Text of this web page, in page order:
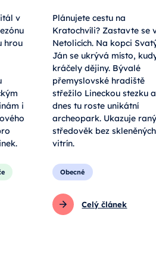
v
hrou
i
Plánujete cestu na
Kratochvíli? Zastavte se
Netolicích. Na kopci
Ján se ukrývá místo,
kráčely dějiny. Bývalé
přemyslovské hradiště
střežilo Lineckou stezku a
dnes tu roste unikátní
archeopark. Ukazuje raný
středověk bez skleněných
vitrín.
Obecné
Celý článek